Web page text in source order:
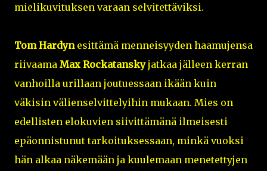
mielikuvituksen varaan selvitettäviksi.
Tom Hardyn esittämä menneisyyden haamujensa
riivaama Max Rockatanskyjatkaa jälleen kerran
vanhoilla urillaan joutuessaan ikään kuin
väkisin välienselvittelyihin mukaan. Mies on
edellisten elokuvien siivittämänä ilmeisesti
epäonnistunut tarkoituksessaan, minkä vuoksi
hän alkaa näkemään ja kuulemaan menetettyjen